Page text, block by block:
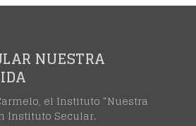
NUESTRA
el Instituto “Nuestra
Instituto Secular.